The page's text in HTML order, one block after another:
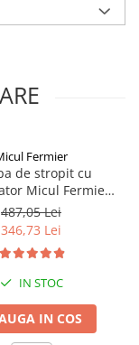
Fermier
de stropit cu
Micul Fermier
Bari, lance 80 cm,
L/min, acumulator
Atomizor electric
portabil 80W
487,05 Lei
346,73 Lei
IN STOC
IN COS